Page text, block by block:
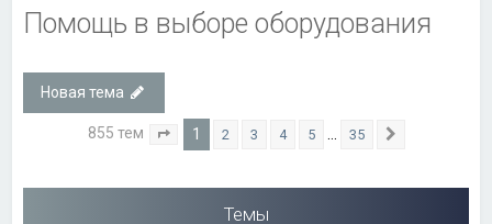
Помощь в выборе оборудования
Новая тема
855 тем Страница из 35
1 2 3 4 5 35
Темы